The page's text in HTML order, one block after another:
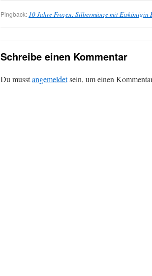
Pingback: 10 Jahre Frozen: Silbermünze mit Eiskönigin
Schreibe einen Kommentar
Du musstangemeldetsein, um einen